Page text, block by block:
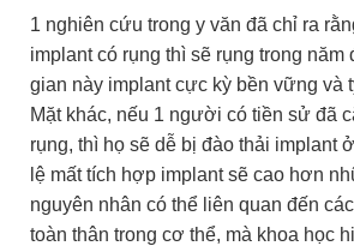
1 nghiên cứu trong y văn đã chỉ ra
implant có rụng thì sẽ rụng trong năm
gian này implant cực kỳ bền vững và
Mặt khác, nếu 1 người có tiền sử đã
rụng, thì họ sẽ dễ bị đào thải implant
lệ mất tích hợp implant sẽ cao hơn
nguyên nhân có thể liên quan đến
toàn thân trong cơ thể, mà khoa học